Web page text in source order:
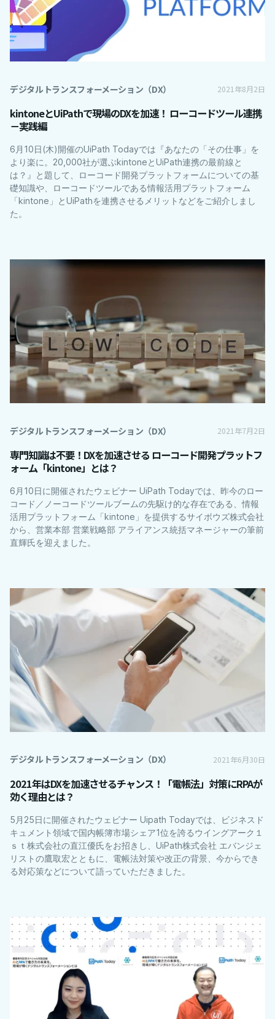
デジタルトランスフォーメーション（DX） 2021年8月2日
kintoneとUiPathで現場のDXを加速！ ローコードツール連携
－実践編
6月10日(木)開催のUiPath Todayでは『あなたの「その仕事」を
より楽に。20,000社が選ぶkintoneとUiPath連携の最前線と
は？』と題して、ローコード開発プラットフォームについての基
礎知識や、ローコードツールである情報活用プラットフォーム
「kintone」とUiPathを連携させるメリットなどをご紹介しまし
た。
デジタルトランスフォーメーション（DX） 2021年7月2日
専門知識は不要！DXを加速させる ローコード開発プラットフ
ォーム「kintone」とは？
6月10日に開催されたウェビナー UiPath Todayでは、昨今のロー
コード／ノーコードツールブームの先駆け的な存在である、情報
活用プラットフォーム「kintone」を提供するサイボウズ株式会社
から、営業本部 営業戦略部 アライアンス統括マネージャーの筆前
直輝氏を迎えました。
デジタルトランスフォーメーション（DX） 2021年6月30日
2021年はDXを加速させるチャンス！「電帳法」対策にRPAが
効く理由とは？
5月25日に開催されたウェビナー Uipath Todayでは、ビジネスド
キュメント領域で国内帳簿市場シェア1位を誇るウイングアーク１
ｓｔ株式会社の直江優氏をお招きし、UiPath株式会社 エバンジェ
リストの鷹取宏とともに、電帳法対策や改正の背景、今からでき
る対応策などについて語っていただきました。